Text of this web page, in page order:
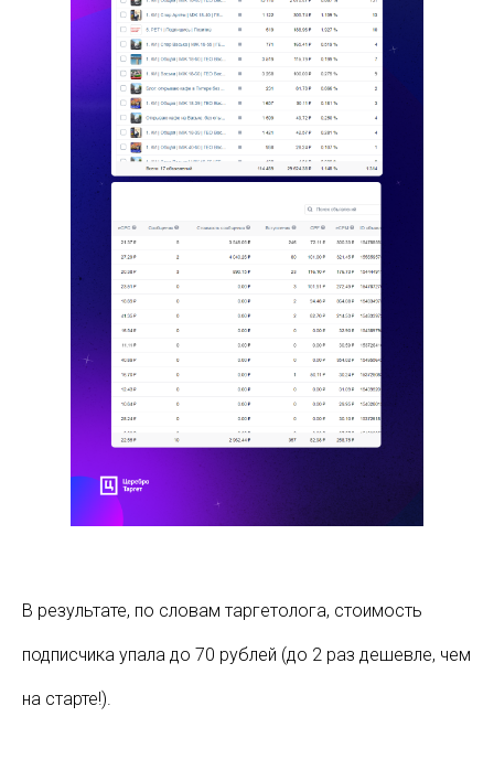
В результате, по словам таргетолога, стоимость
подписчика упала до 70 рублей (до 2 раз дешевле, чем
на старте!).